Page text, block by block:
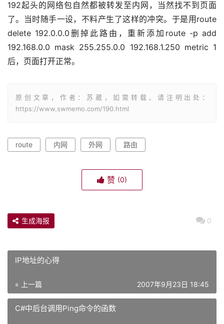
192起头的网络包自然都被转发至内网，当然找不到页面
了。当时随手一设，不料产生了这样的冲突。于是用route
delete 192.0.0.0删掉此路由，重新添加route -p add
192.168.0.0 mask 255.255.0.0 192.168.1.250 metric 1
后，页面打开正常。
原创文章，作者：苏葳，如需转载，请注明出处：
https://www.swmemo.com/190.html
route 内网 外网 路由
赞 (0)
0
生成海报
IP地址的心得
« 上一篇 2007年9月23日 18:45
C#中后台调用Ping命令的函数